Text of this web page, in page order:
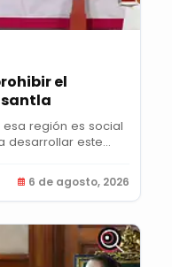
el
región es social
desarrollar este...
6 de agosto, 2026